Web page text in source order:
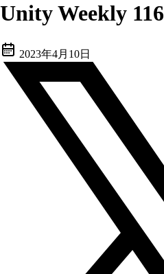
Unity Weekly 116
2023年4月10日